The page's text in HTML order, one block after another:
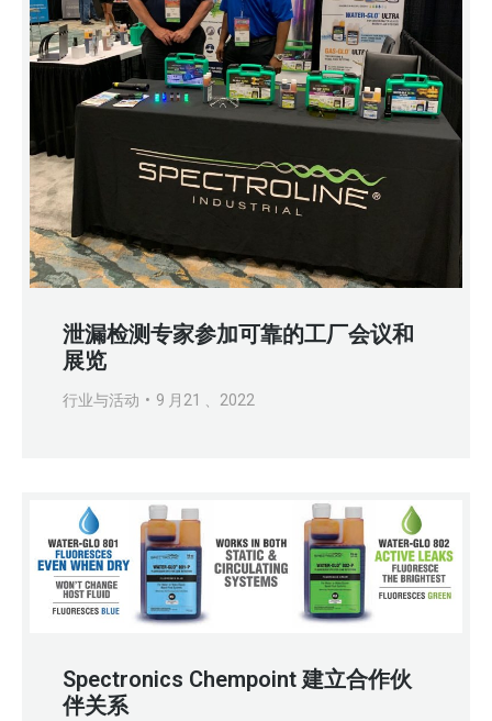
泄漏检测专家参加可靠的工厂会议和
展览
行业与活动 9 月21 、2022
Spectronics Chempoint 建立合作伙
伴关系